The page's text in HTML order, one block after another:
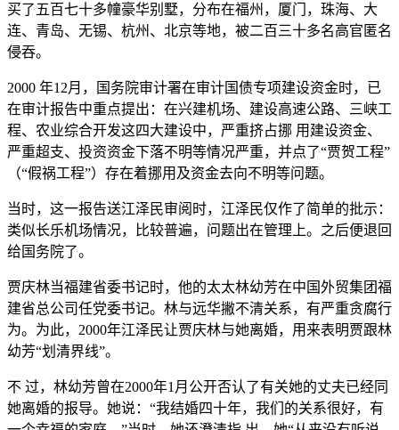
买了五百七十多幢豪华别墅，分布在福州，厦门，珠海、大
连、青岛、无锡、杭州、北京等地，被二百三十多名高官匿名
侵吞。
2000 年12月，国务院审计署在审计国债专项建设资金时，已
在审计报告中重点提出：在兴建机场、建设高速公路、三峡工
程、农业综合开发这四大建设中，严重挤占挪 用建设资金、
严重超支、投资资金下落不明等情况严重，并点了“贾贺工程”
（“假祸工程”）存在着挪用及资金去向不明等问题。
当时，这一报告送江泽民审阅时，江泽民仅作了简单的批示：
类似长乐机场情况，比较普遍，问题出在管理上。之后便退回
给国务院了。
贾庆林当福建省委书记时，他的太太林幼芳在中国外贸集团福
建省总公司任党委书记。林与远华撇不清关系，有严重贪腐行
为。为此，2000年江泽民让贾庆林与她离婚，用来表明贾跟林
幼芳“划清界线”。
不 过，林幼芳曾在2000年1月公开否认了有关她的丈夫已经同
她离婚的报导。她说：“我结婚四十年，我们的关系很好，有